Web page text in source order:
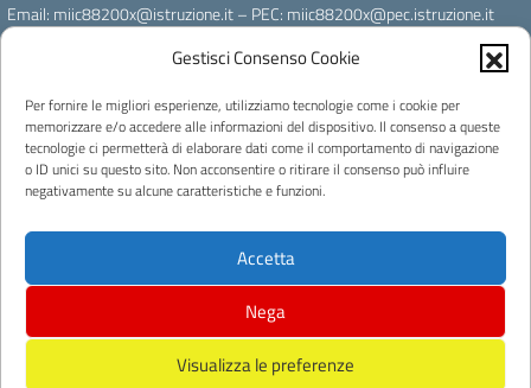
Gestisci Consenso Cookie
Per fornire le migliori esperienze, utilizziamo tecnologie come i cookie per
memorizzare e/o accedere alle informazioni del dispositivo. Il consenso a queste
tecnologie ci permetterà di elaborare dati come il comportamento di navigazione
o ID unici su questo sito. Non acconsentire o ritirare il consenso può influire
negativamente su alcune caratteristiche e funzioni.
Accetta
Nega
Visualizza le preferenze
Email: miic88200x@istruzione.it – PEC: miic88200x@pec.istruzione.it
Concept & Design by Designers Italia
Progettato e sviluppato da Easyteam.org SRL